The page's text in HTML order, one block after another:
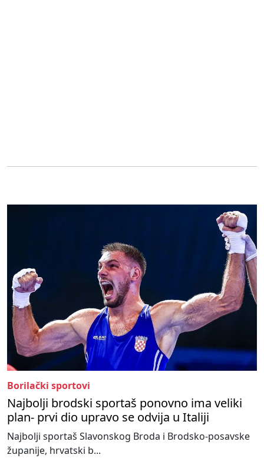
Borilački sportovi
Najbolji brodski sportaš ponovno ima veliki
plan- prvi dio upravo se odvija u Italiji
Najbolji sportaš Slavonskog Broda i Brodsko-posavske
županije, hrvatski b...